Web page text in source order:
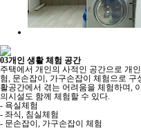
03개인 생활 체험 공간
주택에서 개인의 사적인 공간으로 개
험, 문손잡이, 가구손잡이 체험으로
활공간에서 겪는 어려움을 체험하며,
의시설도 함께 체험할 수 있다.
- 욕실체험
- 좌식, 침실체험
- 문손잡이, 가구손잡이 체험